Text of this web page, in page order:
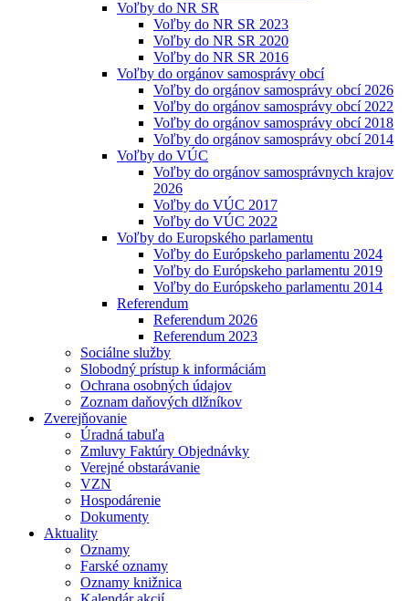
Voľby do NR SR
Voľby do NR SR 2023
Voľby do NR SR 2020
Voľby do NR SR 2016
Voľby do orgánov samosprávy obcí
Voľby do orgánov samosprávy obcí 2026
Voľby do orgánov samosprávy obcí 2022
Voľby do orgánov samosprávy obcí 2018
Voľby do orgánov samosprávy obcí 2014
Voľby do VÚC
Voľby do orgánov samosprávnych krajov
2026
Voľby do VÚC 2017
Voľby do VÚC 2022
Voľby do Europského parlamentu
Voľby do Európskeho parlamentu 2024
Voľby do Európskeho parlamentu 2019
Voľby do Európskeho parlamentu 2014
Referendum
Referendum 2026
Referendum 2023
Sociálne služby
Slobodný prístup k informáciám
Ochrana osobných údajov
Zoznam daňových dlžníkov
Zverejňovanie
Úradná tabuľa
Zmluvy Faktúry Objednávky
Verejné obstarávanie
VZN
Hospodárenie
Dokumenty
Aktuality
Oznamy
Farské oznamy
Oznamy knižnica